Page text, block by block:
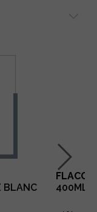
BLANC
400ML -